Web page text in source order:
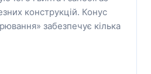
конструкцій. Конус
забезпечує кілька